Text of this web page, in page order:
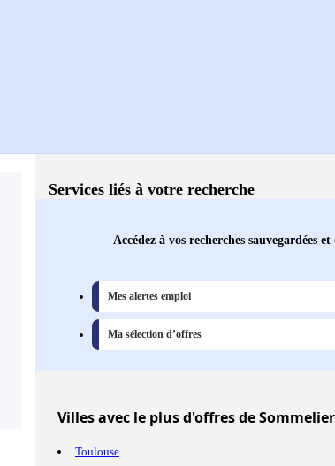
Services liés à votre recherche
Accédez à vos recherches sauvegardées
Mes alertes emploi
Ma sélection d’offres
Villesavec le plus d'offres de Sommelier
Toulouse